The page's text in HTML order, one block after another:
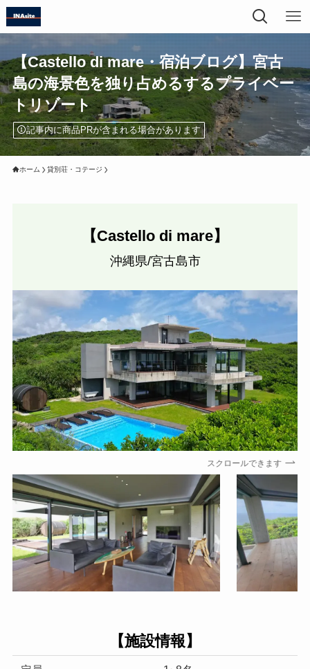
【Castello di mare・宿泊ブログ】宮古
島の海景色を独り占めるするプライベー
トリゾート
記事内に商品PRが含まれる場合があります
ホーム 貸別荘・コテージ
【Castello di mare】
沖縄県/宮古島市
スクロールできます
【施設情報】